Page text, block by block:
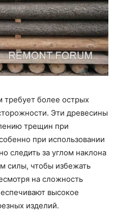
требует более острых
Эти древесины
трещин при
при использовании
следить за углом наклона
силы, чтобы избежать
на сложность
высокое
изделий.